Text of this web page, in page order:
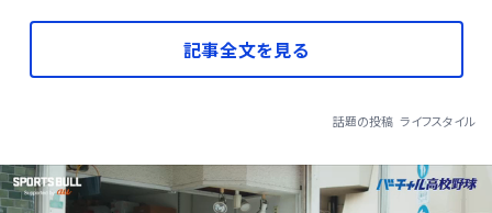
記事全文を見る
話題の投稿 ライフスタイル